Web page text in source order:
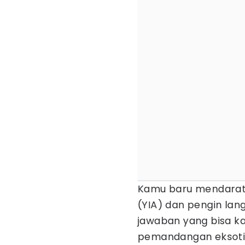
Kamu baru
(YIA) dan pengin
jawaban yang bisa
pemandangan